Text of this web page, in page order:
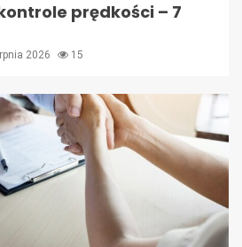
prędkości – 7
2026 15